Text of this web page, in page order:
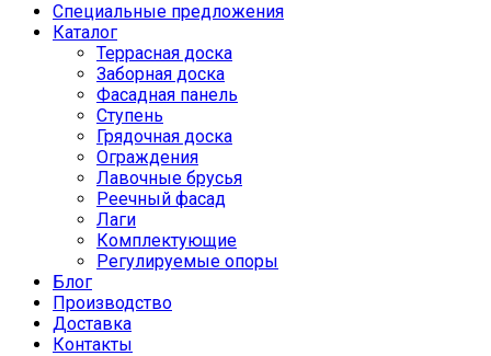
Специальные предложения
Каталог
Террасная доска
Заборная доска
Фасадная панель
Ступень
Грядочная доска
Ограждения
Лавочные брусья
Реечный фасад
Лаги
Комплектующие
Регулируемые опоры
Блог
Производство
Доставка
Контакты